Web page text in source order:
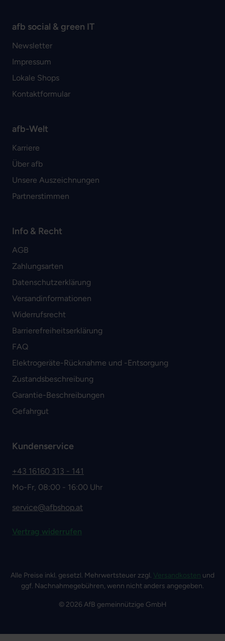
afb social & green IT
Newsletter
Impressum
Lokale Shops
Kontaktformular
afb-Welt
Karriere
Über afb
Unsere Auszeichnungen
Partnerstimmen
Info & Recht
AGB
Zahlungsarten
Datenschutzerklärung
Versandinformationen
Widerrufsrecht
Barrierefreiheitserklärung
FAQ
Elektrogeräte-Rücknahme und -Entsorgung
Zustandsbeschreibung
Garantie-Beschreibungen
Gefahrgut
Kundenservice
+43 16160 313 - 141
Mo-Fr, 08:00 - 16:00 Uhr
service@afbshop.at
Vertrag widerrufen
Alle Preise inkl. gesetzl. Mehrwertsteuer zzgl. Versandkosten und
ggf. Nachnahmegebühren, wenn nicht anders angegeben.
© 2026 AfB gemeinnützige GmbH